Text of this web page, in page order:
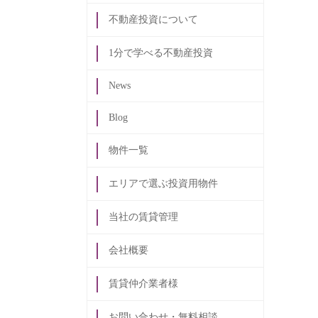
不動産投資について
1分で学べる不動産投資
News
Blog
物件一覧
エリアで選ぶ投資用物件
当社の賃貸管理
会社概要
賃貸仲介業者様